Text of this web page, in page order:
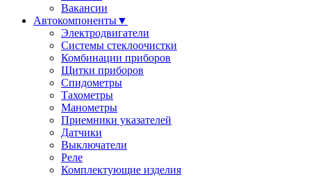
Вакансии
Автокомпоненты▼
Электродвигатели
Системы стеклоочистки
Комбинации приборов
Щитки приборов
Спидометры
Тахометры
Манометры
Приемники указателей
Датчики
Выключатели
Реле
Комплектующие изделия